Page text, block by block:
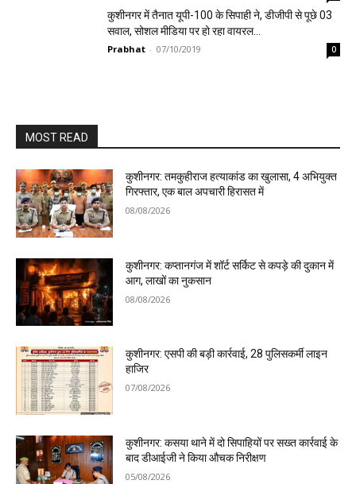
कुशीनगर में तैनात यूपी-100 के सिपाही ने, डीजीपी से पूछे 03
सवाल, सोशल मीडिया पर हो रहा वायरल…
Prabhat - 07/10/2019 0
MOST READ
कुशीनगर: तमकुहीराज हत्याकांड का खुलासा, 4 अभियुक्त
गिरफ्तार, एक बाल अपचारी हिरासत में
08/08/2026
कुशीनगर: कप्तानगंज में शॉर्ट सर्किट से कपड़े की दुकान में
आग, लाखों का नुकसान
08/08/2026
कुशीनगर: एसपी की बड़ी कार्रवाई, 28 पुलिसकर्मी लाइन
हाजिर
07/08/2026
कुशीनगर: कसया थाने में दो सिपाहियों पर सख्त कार्रवाई के
बाद डीआईजी ने किया औचक निरीक्षण
05/08/2026